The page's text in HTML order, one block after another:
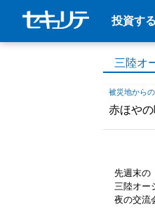
投資する
三陸オ
被災地から
赤ほや
先週末の
三陸オー
夜の交流